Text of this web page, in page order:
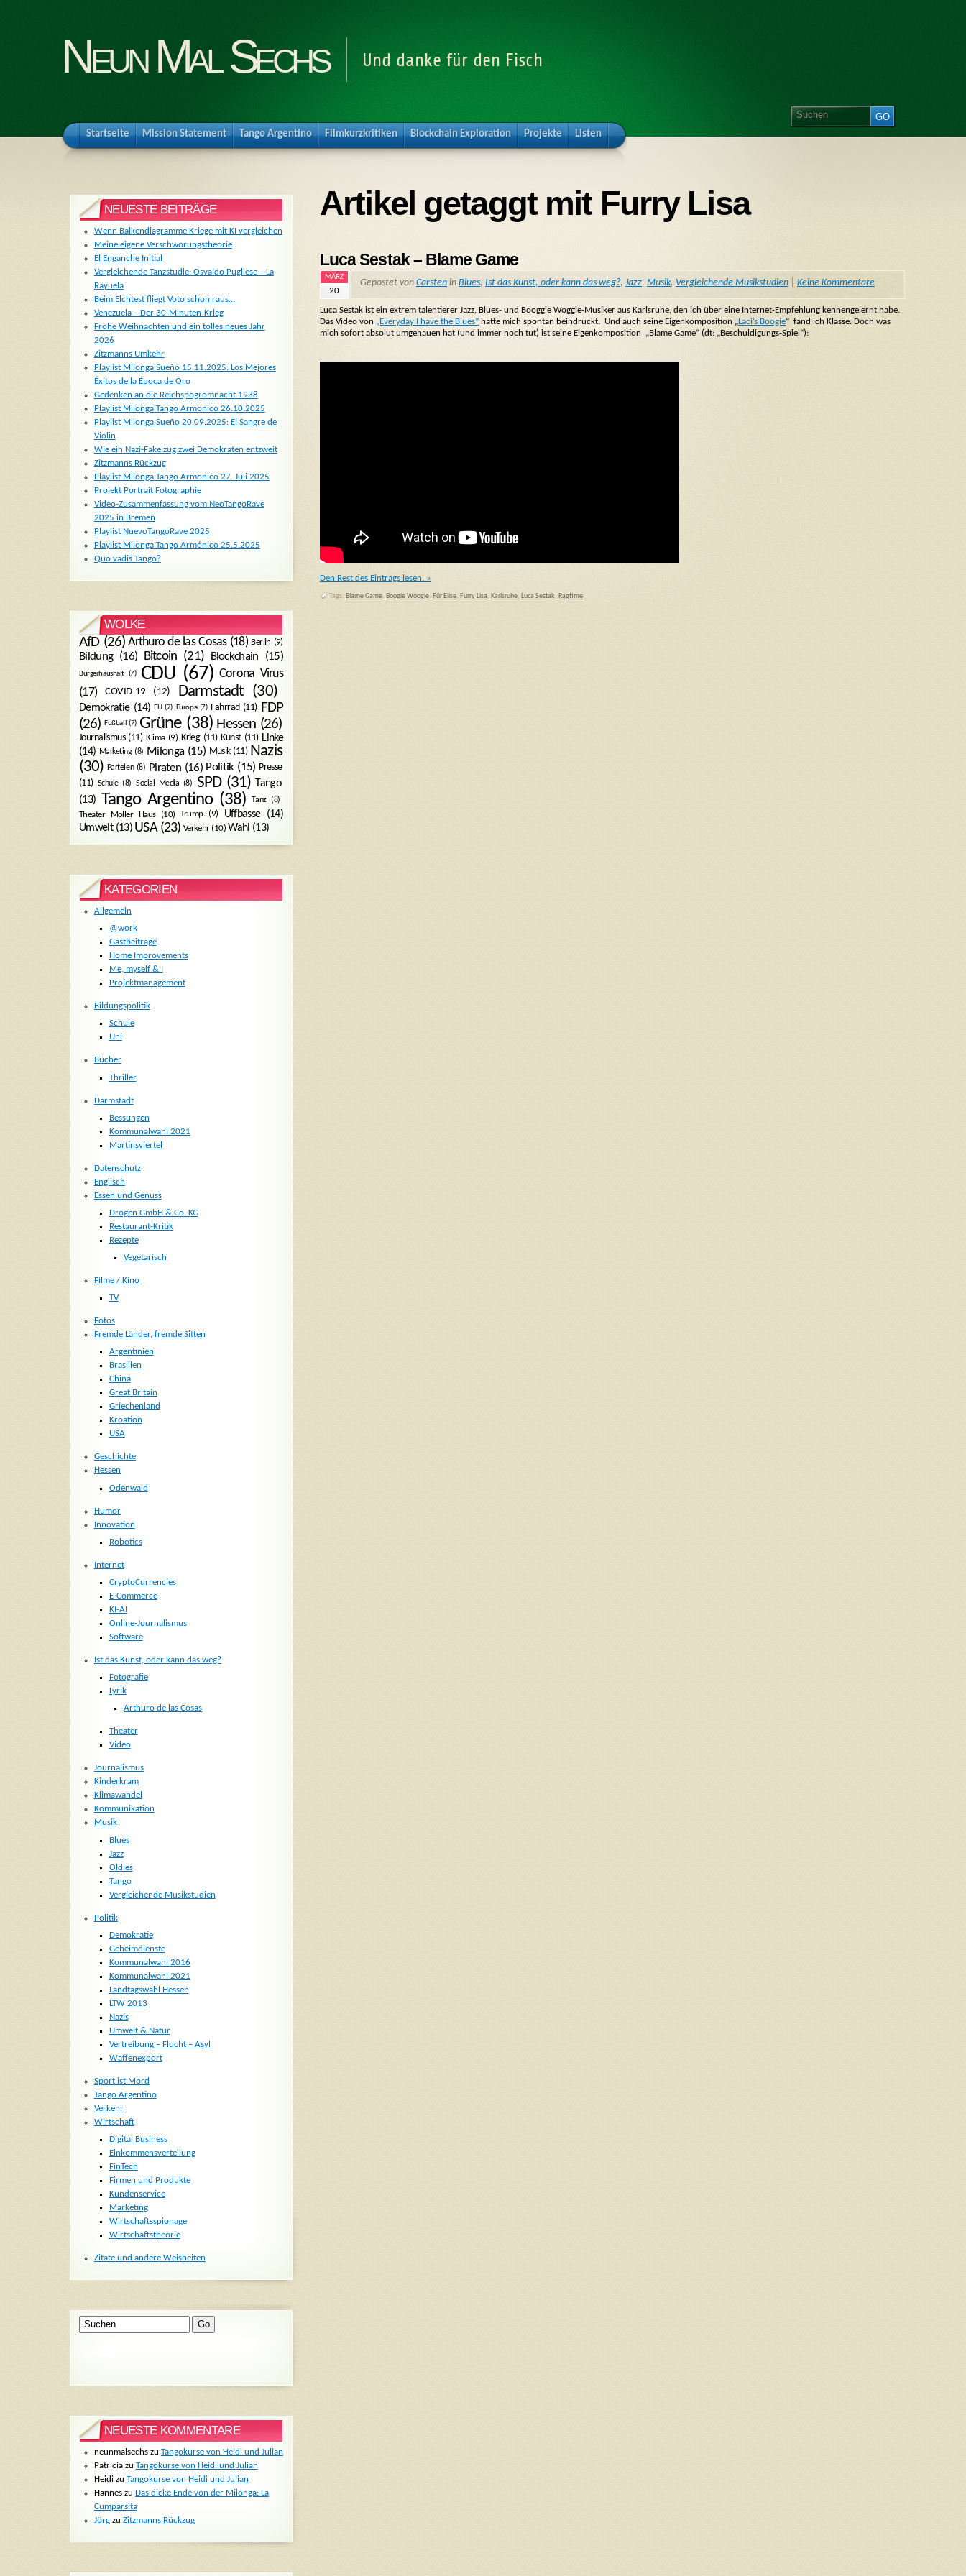
Neun Mal Sechs Und danke für den Fisch
Startseite Mission Statement Tango Argentino Filmkurzkritiken Blockchain Exploration Projekte Listen
Artikel getaggt mit Furry Lisa
Luca Sestak – Blame Game
MÄRZ
20
Gepostet von Carsten in Blues, Ist das Kunst, oder kann das weg?, Jazz, Musik, Vergleichende Musikstudien Keine Kommentare
Luca Sestak ist ein extrem talentierer Jazz, Blues- und Booggie Woggie-Musiker aus Karlsruhe, den ich über eine Internet-Empfehlung kennengelernt habe.
Das Video von „Everyday I have the Blues“ hatte mich spontan beindruckt. Und auch seine Eigenkomposition „Laci’s Boogie“ fand ich Klasse. Doch was
mich sofort absolut umgehauen hat (und immer noch tut) ist seine Eigenkomposition „Blame Game“ (dt: „Beschuldigungs-Spiel“):
Den Rest des Eintrags lesen. »
Tags: Blame Game, Boogie Woogie, Für Elise, Furry Lisa, Karlsruhe, Luca Sestak, Ragtime
NEUESTE BEITRÄGE
Wenn Balkendiagramme Kriege mit KI vergleichen
Meine eigene Verschwörungstheorie
El Enganche Initial
Vergleichende Tanzstudie: Osvaldo Pugliese – La
Rayuela
Beim Elchtest fliegt Voto schon raus…
Venezuela – Der 30-Minuten-Krieg
Frohe Weihnachten und ein tolles neues Jahr
2026
Zitzmanns Umkehr
Playlist Milonga Sueño 15.11.2025: Los Mejores
Éxitos de la Época de Oro
Gedenken an die Reichspogromnacht 1938
Playlist Milonga Tango Armonico 26.10.2025
Playlist Milonga Sueño 20.09.2025: El Sangre de
Violin
Wie ein Nazi-Fakelzug zwei Demokraten entzweit
Zitzmanns Rückzug
Playlist Milonga Tango Armonico 27. Juli 2025
Projekt Portrait Fotographie
Video-Zusammenfassung vom NeoTangoRave
2025 in Bremen
Playlist NuevoTangoRave 2025
Playlist Milonga Tango Armónico 25.5.2025
Quo vadis Tango?
WOLKE
AfD(26) Arthuro de las Cosas(18) Berlin (9)
Bildung(16) Bitcoin (21) Blockchain (15)
Bürgerhaushalt (7) CDU (67) Corona Virus
(17)
COVID-19 (12) Darmstadt (30)
Demokratie(14) EU(7) Europa(7) Fahrrad (11) FDP
(26) Fußball (7) Grüne(38) Hessen (26)
Journalismus(11) Klima(9) Krieg(11) Kunst(11) Linke
(14) Marketing(8) Milonga(15) Musik(11) Nazis
(30) Parteien(8) Piraten (16) Politik(15) Presse
(11) Schule(8) Social Media (8) SPD(31) Tango
(13)
Tango Argentino(38) Tanz(8)
Theater Moller Haus(10) Trump(9) Uffbasse(14)
Umwelt(13) USA(23) Verkehr(10) Wahl (13)
KATEGORIEN
Allgemein
@work
Gastbeiträge
Home Improvements
Me, myself & I
Projektmanagement
Bildungspolitik
Schule
Uni
Bücher
Thriller
Darmstadt
Bessungen
Kommunalwahl 2021
Martinsviertel
Datenschutz
Englisch
Essen und Genuss
Drogen GmbH & Co. KG
Restaurant-Kritik
Rezepte
Vegetarisch
Filme / Kino
TV
Fotos
Fremde Länder, fremde Sitten
Argentinien
Brasilien
China
Great Britain
Griechenland
Kroation
USA
Geschichte
Hessen
Odenwald
Humor
Innovation
Robotics
Internet
CryptoCurrencies
E-Commerce
KI-AI
Online-Journalismus
Software
Ist das Kunst, oder kann das weg?
Fotografie
Lyrik
Arthuro de las Cosas
Theater
Video
Journalismus
Kinderkram
Klimawandel
Kommunikation
Musik
Blues
Jazz
Oldies
Tango
Vergleichende Musikstudien
Politik
Demokratie
Geheimdienste
Kommunalwahl 2016
Kommunalwahl 2021
Landtagswahl Hessen
LTW 2013
Nazis
Umwelt & Natur
Vertreibung – Flucht – Asyl
Waffenexport
Sport ist Mord
Tango Argentino
Verkehr
Wirtschaft
Digital Business
Einkommensverteilung
FinTech
Firmen und Produkte
Kundenservice
Marketing
Wirtschaftsspionage
Wirtschaftstheorie
Zitate und andere Weisheiten
NEUESTE KOMMENTARE
neunmalsechszu Tangokurse von Heidi und Julian
Patriciazu Tangokurse von Heidi und Julian
Heidizu Tangokurse von Heidi und Julian
Hanneszu Das dicke Ende von der Milonga: La
Cumparsita
Jörgzu Zitzmanns Rückzug